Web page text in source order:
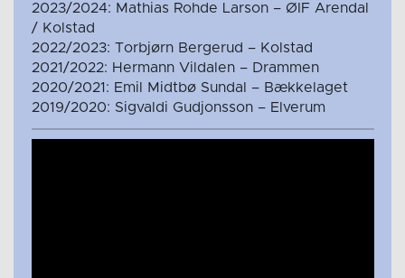
2023/2024: Mathias Rohde Larson – ØIF Arendal
/ Kolstad
2022/2023: Torbjørn Bergerud – Kolstad
2021/2022: Hermann Vildalen – Drammen
2020/2021: Emil Midtbø Sundal – Bækkelaget
2019/2020: Sigvaldi Gudjonsson – Elverum